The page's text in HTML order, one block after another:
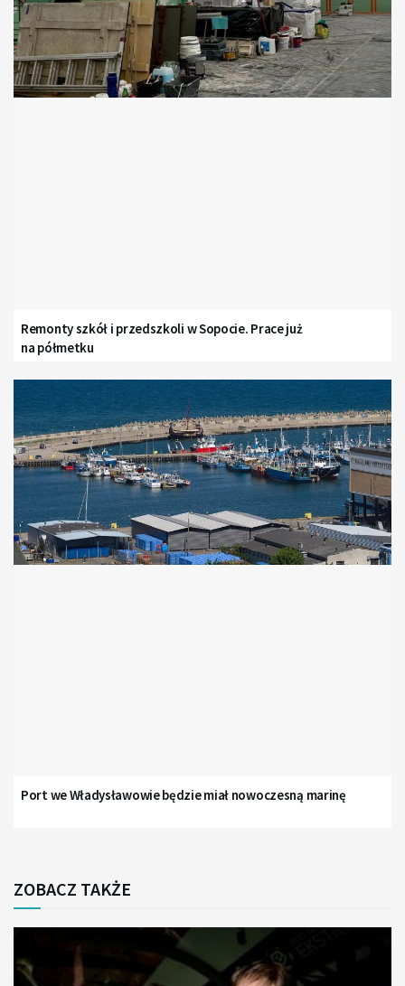
Remonty szkół i przedszkoli w Sopocie. Prace już
na półmetku
Port we Władysławowie będzie miał nowoczesną marinę
ZOBACZ TAKŻE